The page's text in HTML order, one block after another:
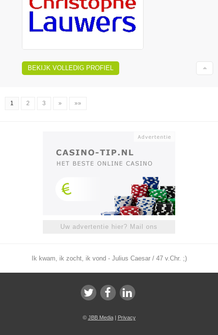
BEKIJK VOLLEDIG PROFIEL
1 2 3 » »»
Uw advertentie hier? Mail ons
Ik kwam, ik zocht, ik vond - Julius Caesar / 47 v.Chr. ;)
© JBB Media| Privacy